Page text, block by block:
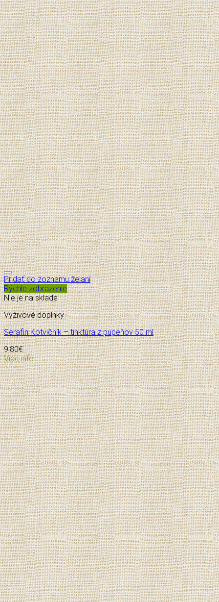
Pridať do zoznamu želaní
Rýchle zobrazenie
Nie je na sklade
Výživové doplnky
Serafin Kotvičník – tinktúra z pupeňov 50 ml
9.80€
Viac info